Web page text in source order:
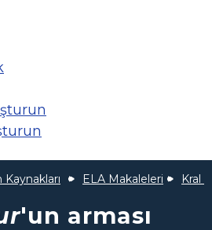
ELA Makaleleri Kral
'un arması